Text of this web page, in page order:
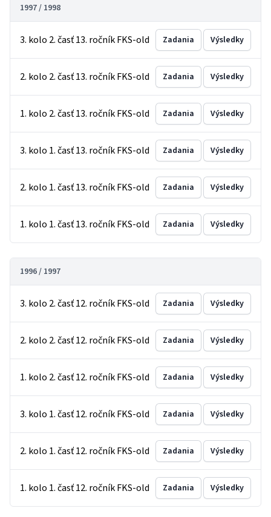
1997 / 1998
3. kolo 2. časť 13. ročník FKS-old Zadania Výsledky
2. kolo 2. časť 13. ročník FKS-old Zadania Výsledky
1. kolo 2. časť 13. ročník FKS-old Zadania Výsledky
3. kolo 1. časť 13. ročník FKS-old Zadania Výsledky
2. kolo 1. časť 13. ročník FKS-old Zadania Výsledky
1. kolo 1. časť 13. ročník FKS-old Zadania Výsledky
1996 / 1997
3. kolo 2. časť 12. ročník FKS-old Zadania Výsledky
2. kolo 2. časť 12. ročník FKS-old Zadania Výsledky
1. kolo 2. časť 12. ročník FKS-old Zadania Výsledky
3. kolo 1. časť 12. ročník FKS-old Zadania Výsledky
2. kolo 1. časť 12. ročník FKS-old Zadania Výsledky
1. kolo 1. časť 12. ročník FKS-old Zadania Výsledky